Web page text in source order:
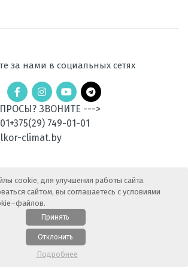
за нами в социальных сетях
ЗВОНИТЕ --->
+375(29) 749-01-01
climat.by
— Продажа климатической
Все права защищены.
cookie, для улучшения работы сайта.
сайтом, вы соглашаетесь с условиями
Принять
Отклонить
Подробнее